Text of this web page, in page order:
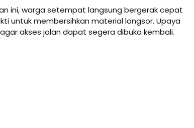
ini, warga setempat langsung bergerak cepat
untuk membersihkan material longsor. Upaya
akses jalan dapat segera dibuka kembali.